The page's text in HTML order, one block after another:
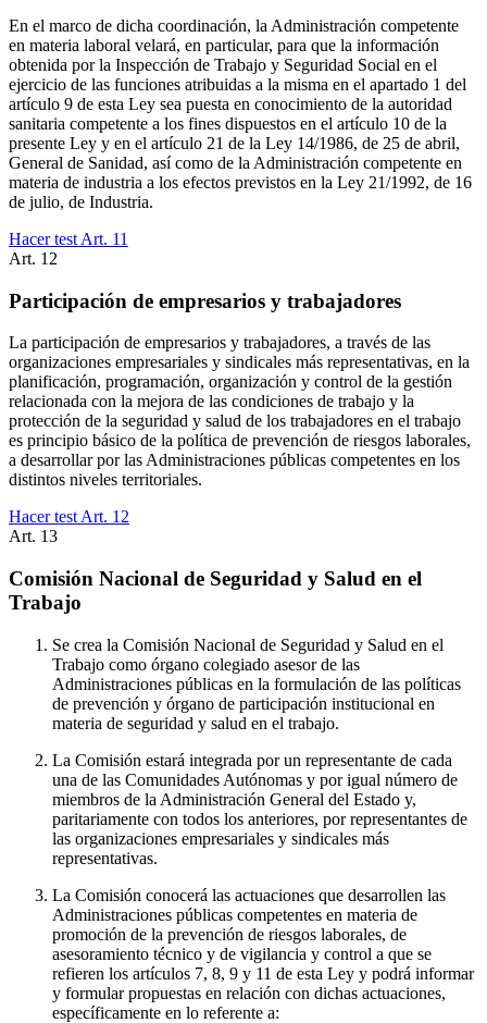
En el marco de dicha coordinación, la Administración competente
en materia laboral velará, en particular, para que la información
obtenida por la Inspección de Trabajo y Seguridad Social en el
ejercicio de las funciones atribuidas a la misma en el apartado 1 del
artículo 9 de esta Ley sea puesta en conocimiento de la autoridad
sanitaria competente a los fines dispuestos en el artículo 10 de la
presente Ley y en el artículo 21 de la Ley 14/1986, de 25 de abril,
General de Sanidad, así como de la Administración competente en
materia de industria a los efectos previstos en la Ley 21/1992, de 16
de julio, de Industria.
Hacer test Art. 11
Art. 12
Participación de empresarios y trabajadores
La participación de empresarios y trabajadores, a través de las
organizaciones empresariales y sindicales más representativas, en la
planificación, programación, organización y control de la gestión
relacionada con la mejora de las condiciones de trabajo y la
protección de la seguridad y salud de los trabajadores en el trabajo
es principio básico de la política de prevención de riesgos laborales,
a desarrollar por las Administraciones públicas competentes en los
distintos niveles territoriales.
Hacer test Art. 12
Art. 13
Comisión Nacional de Seguridad y Salud en el
Trabajo
Se crea la Comisión Nacional de Seguridad y Salud en el
Trabajo como órgano colegiado asesor de las
Administraciones públicas en la formulación de las políticas
de prevención y órgano de participación institucional en
materia de seguridad y salud en el trabajo.
La Comisión estará integrada por un representante de cada
una de las Comunidades Autónomas y por igual número de
miembros de la Administración General del Estado y,
paritariamente con todos los anteriores, por representantes de
las organizaciones empresariales y sindicales más
representativas.
La Comisión conocerá las actuaciones que desarrollen las
Administraciones públicas competentes en materia de
promoción de la prevención de riesgos laborales, de
asesoramiento técnico y de vigilancia y control a que se
refieren los artículos 7, 8, 9 y 11 de esta Ley y podrá informar
y formular propuestas en relación con dichas actuaciones,
específicamente en lo referente a: